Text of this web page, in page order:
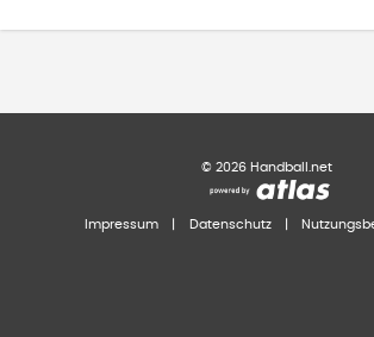
© 2026 Handball.net
Impressum Datenschutz